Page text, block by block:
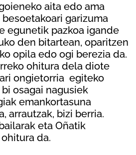
aita edo ama
garizuma
egunetik pazkoa igande
den bitartean, oparitzen
opila edo ogi berezia da.
ohitura dela diote
ongietorria egiteko
osagai nagusiek
emankortasuna
arrautzak, bizi berria.
eta Oñatik
da.